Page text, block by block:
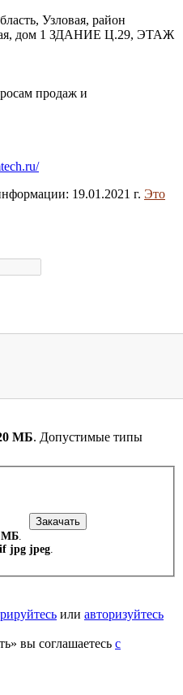
Узловая, район
дом 1 ЗДАНИЕ Ц.29, ЭТАЖ
продаж и
19.01.2021 г. Это
МБ. Допустимые типы
МБ
jpg jpeg
или авторизуйтесь
вы соглашаетесь с